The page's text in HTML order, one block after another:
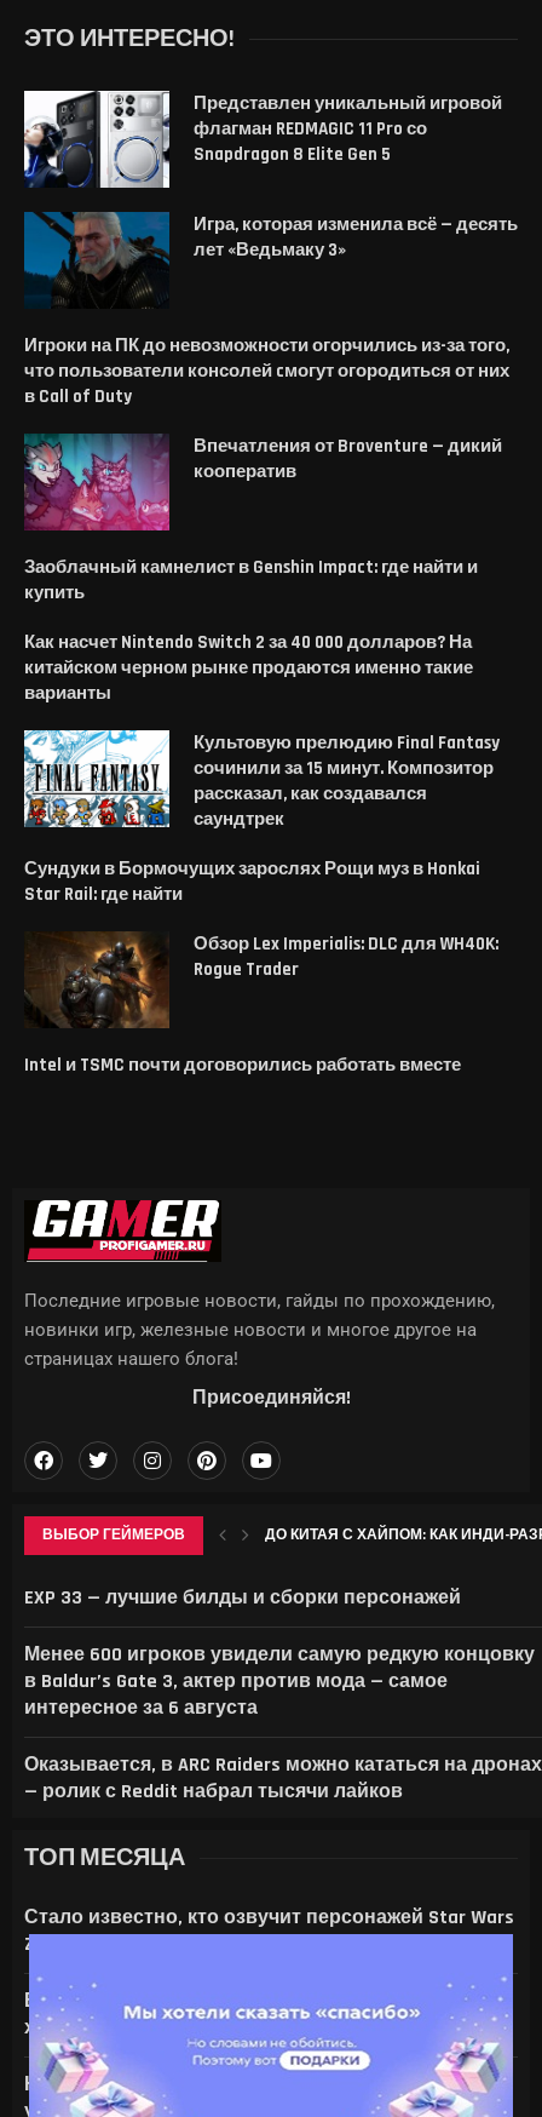
ЭТО ИНТЕРЕСНО!
Представлен уникальный игровой
флагман REDMAGIC 11 Pro со
Snapdragon 8 Elite Gen 5
Игра, которая изменила всё — десять
лет «Ведьмаку 3»
Игроки на ПК до невозможности огорчились из-за того,
что пользователи консолей cмогут огородиться от них
в Call of Duty
Впечатления от Broventure — дикий
кооператив
Заоблачный камнелист в Genshin Impact: где найти и
купить
Как насчет Nintendo Switch 2 за 40 000 долларов? На
китайском черном рынке продаются именно такие
варианты
Культовую прелюдию Final Fantasy
сочинили за 15 минут. Композитор
рассказал, как создавался
саундтрек
Сундуки в Бормочущих зарослях Рощи муз в Honkai
Star Rail: где найти
Обзор Lex Imperialis: DLC для WH40K:
Rogue Trader
Intel и TSMC почти договорились работать вместе
ВЫБОР ГЕЙМЕРОВ ДО КИТАЯ С ХАЙПОМ: КАК ИНДИ-
EXP 33 — лучшие билды и сборки персонажей
Менее 600 игроков увидели самую редкую концовку
в Baldur’s Gate 3, актер против мода — самое
интересное за 6 августа
Оказывается, в ARC Raiders можно кататься на дронах
— ролик с Reddit набрал тысячи лайков
Последние игровые новости, гайды по прохождению,
новинки игр, железные новости и многое другое на
страницах нашего блога!
Присоединяйся!
ТОП МЕСЯЦА
Стало известно, кто озвучит персонажей Star Wars
Zero Company
Все амулеты и кольца в Gothic 1 Remake:
характеристики и способы получения
На что только не идут ради ИИ — энтузиаст
установил серверную NVIDIA Tesla V100 в игровой